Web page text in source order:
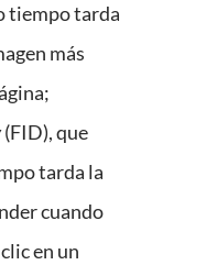
tiempo tarda
más
(FID), que
tarda la
cuando
en un